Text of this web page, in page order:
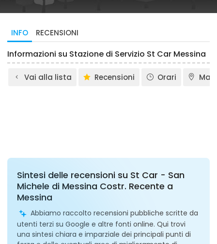
INFO RECENSIONI
Informazioni su Stazione di Servizio St Car Messina
Vai alla lista Recensioni Orari
Sintesi delle recensioni su St Car - San
Michele di Messina Costr. Recente a
Messina
Abbiamo raccolto recensioni pubbliche scritte da
utenti terzi su Google e altre fonti online. Qui trovi
una sintesi chiara e imparziale dei principali punti di